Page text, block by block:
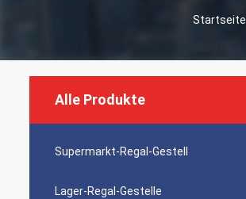
Startseite
Alle Produkte
Supermarkt-Regal-Gestell
Lager-Regal-Gestelle